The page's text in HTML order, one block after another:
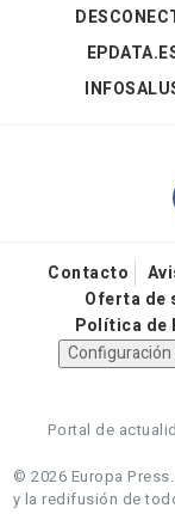
Contacto
Oferta de
Política de
Portal de
© 2026 Europa Press.
y la redifusión de